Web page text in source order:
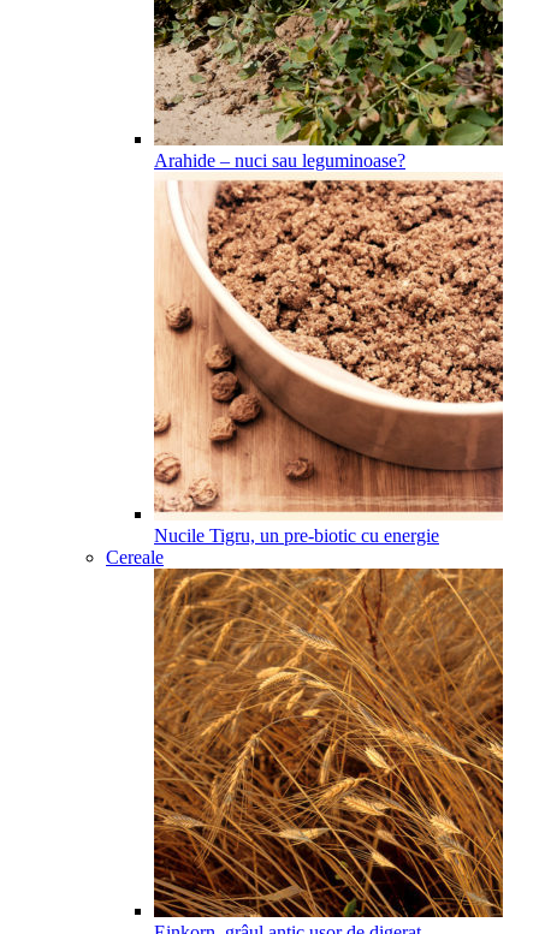
Arahide – nuci sau leguminoase?
Nucile Tigru, un pre-biotic cu energie
Cereale